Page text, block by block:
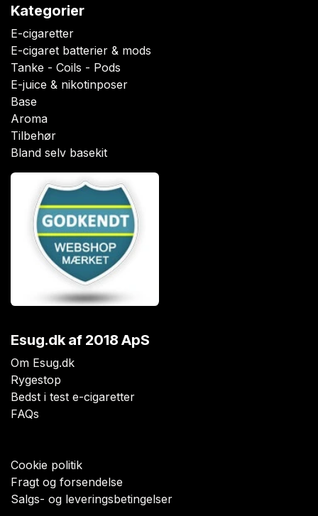
Kategorier
E-cigaretter
E-cigaret batterier & mods
Tanke - Coils - Pods
E-juice & nikotinposer
Base
Aroma
Tilbehør
Bland selv basekit
Esug.dkaf 2018 ApS
Om Esug.dk
Rygestop
Bedst i test e-cigaretter
FAQs
Cookie politik
Fragt og forsendelse
Salgs- og leveringsbetingelser